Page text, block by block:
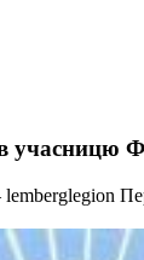
lemberglegion